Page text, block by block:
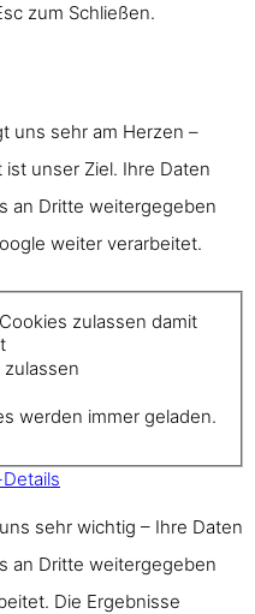
zum Schließen.
uns sehr am Herzen –
ist unser Ziel. Ihre Daten
an Dritte weitergegeben
weiter verarbeitet.
zulassen damit
werden immer geladen.
sehr wichtig – Ihre Daten
an Dritte weitergegeben
Die Ergebnisse